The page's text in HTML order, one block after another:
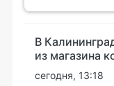
В
из магазина
сегодня, 13:18